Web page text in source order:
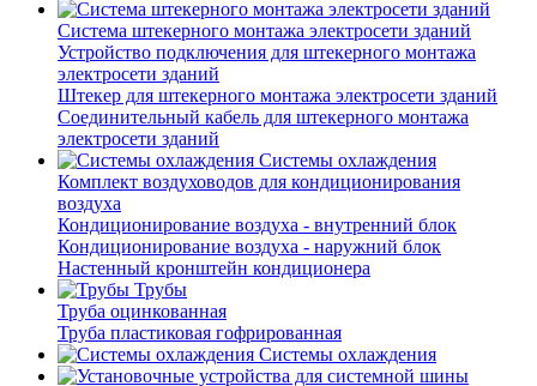
Система штекерного монтажа электросети зданий
Устройство подключения для штекерного монтажа
электросети зданий
Штекер для штекерного монтажа электросети зданий
Соединительный кабель для штекерного монтажа
электросети зданий
Системы охлаждения
Комплект воздуховодов для кондиционирования
воздуха
Кондиционирование воздуха - внутренний блок
Кондиционирование воздуха - наружний блок
Настенный кронштейн кондиционера
Трубы
Труба оцинкованная
Труба пластиковая гофрированная
Системы охлаждения